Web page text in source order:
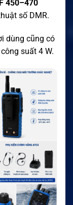
450–470
số DMR.
dùng cũng có
suất 4 W.